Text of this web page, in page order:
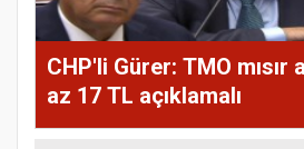
CHP'li Gürer: TMO mısır
az 17 TL açıklamalı